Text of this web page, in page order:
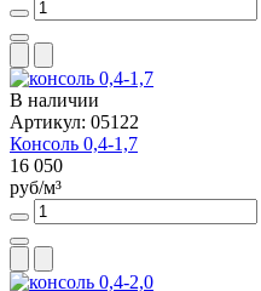
В наличии
Артикул: 05122
Консоль 0,4-1,7
16 050
руб/м³